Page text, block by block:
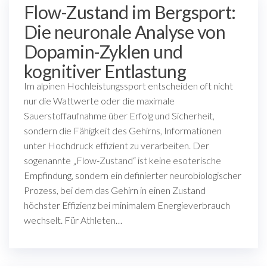
Flow-Zustand im Bergsport:
Die neuronale Analyse von
Dopamin-Zyklen und
kognitiver Entlastung
Im alpinen Hochleistungssport entscheiden oft nicht
nur die Wattwerte oder die maximale
Sauerstoffaufnahme über Erfolg und Sicherheit,
sondern die Fähigkeit des Gehirns, Informationen
unter Hochdruck effizient zu verarbeiten. Der
sogenannte „Flow-Zustand“ ist keine esoterische
Empfindung, sondern ein definierter neurobiologischer
Prozess, bei dem das Gehirn in einen Zustand
höchster Effizienz bei minimalem Energieverbrauch
wechselt. Für Athleten…